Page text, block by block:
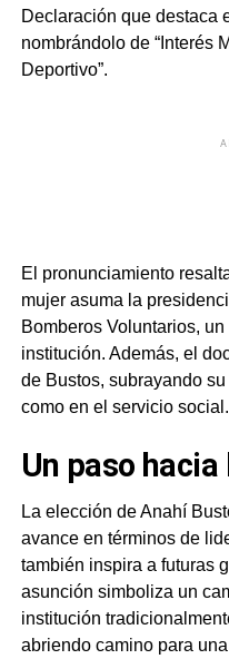
Declaración que destaca
nombrándolo de “Interés
Deportivo”.
El pronunciamiento
mujer asuma la
Bomberos Voluntarios,
institución. Además, el
de Bustos, subrayando
como en el servicio social.
Un paso
La elección de Anahí
avance en términos de
también inspira a futuras
asunción simboliza un
institución
abriendo camino para